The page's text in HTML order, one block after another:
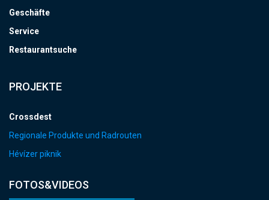
Geschäfte
Service
Restaurantsuche
PROJEKTE
Crossdest
Regionale Produkte und Radrouten
Hévízer piknik
FOTOS&VIDEOS